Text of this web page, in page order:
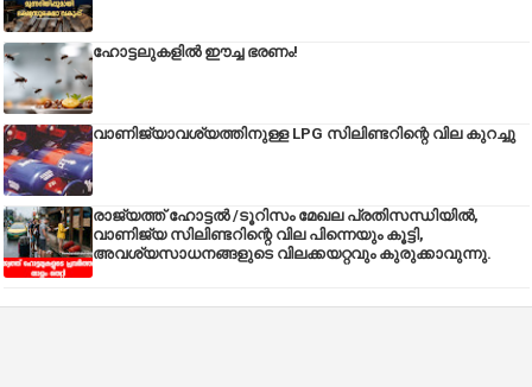
ഹോട്ടലുകളിൽ ഈച്ച ഭരണം!
വാണിജ്യാവശ്യത്തിനുള്ള LPG സിലിണ്ടറിന്റെ വില കുറച്ചു
രാജ്യത്ത് ഹോട്ടൽ /ടൂറിസം മേഖല പ്രതിസന്ധിയിൽ,
വാണിജ്യ സിലിണ്ടറിന്റെ വില പിന്നെയും കൂട്ടി,
അവശ്യസാധനങ്ങളുടെ വിലക്കയറ്റവും കുരുക്കാവുന്നു.